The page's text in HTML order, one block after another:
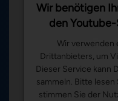
Wir benötigen
den
Wir verwenden
Drittanbieters, um
Dieser Service kann
sammeln. Bitte lesen
stimmen Sie der